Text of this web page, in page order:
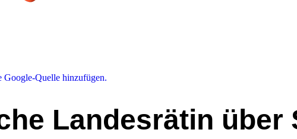
Google-Quelle hinzufügen.
Landesrätin über